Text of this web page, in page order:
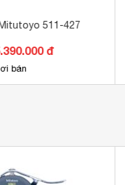
511-427
đ
bán